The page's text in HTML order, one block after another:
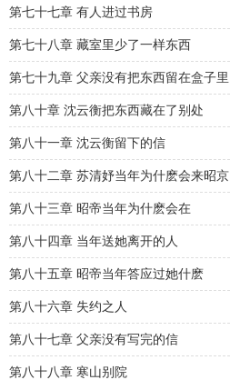
第七十七章 有人进过书房
第七十八章 藏室里少了一样东西
第七十九章 父亲没有把东西留在盒子里
第八十章 沈云衡把东西藏在了别处
第八十一章 沈云衡留下的信
第八十二章 苏清妤当年为什麽会来昭京
第八十三章 昭帝当年为什麽会在
第八十四章 当年送她离开的人
第八十五章 昭帝当年答应过她什麽
第八十六章 失约之人
第八十七章 父亲没有写完的信
第八十八章 寒山别院